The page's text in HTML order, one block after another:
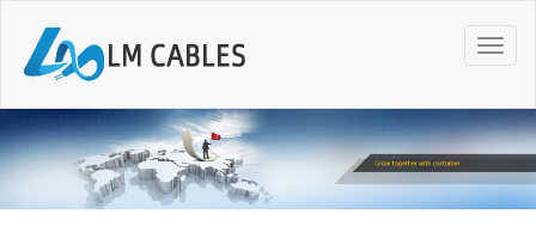
T
o
g
l
n
a